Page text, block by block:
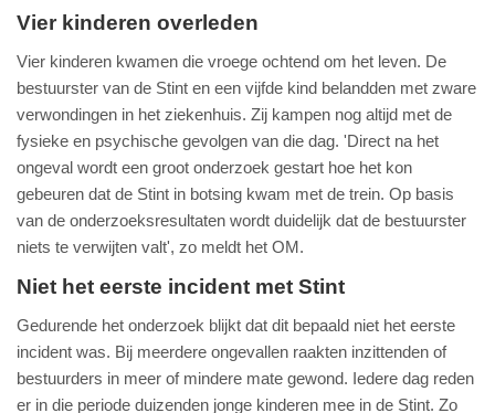
Vier kinderen overleden
Vier kinderen kwamen die vroege ochtend om het leven. De
bestuurster van de Stint en een vijfde kind belandden met zware
verwondingen in het ziekenhuis. Zij kampen nog altijd met de
fysieke en psychische gevolgen van die dag. 'Direct na het
ongeval wordt een groot onderzoek gestart hoe het kon
gebeuren dat de Stint in botsing kwam met de trein. Op basis
van de onderzoeksresultaten wordt duidelijk dat de bestuurster
niets te verwijten valt', zo meldt het OM.
Niet het eerste incident met Stint
Gedurende het onderzoek blijkt dat dit bepaald niet het eerste
incident was. Bij meerdere ongevallen raakten inzittenden of
bestuurders in meer of mindere mate gewond. Iedere dag reden
er in die periode duizenden jonge kinderen mee in de Stint. Zo